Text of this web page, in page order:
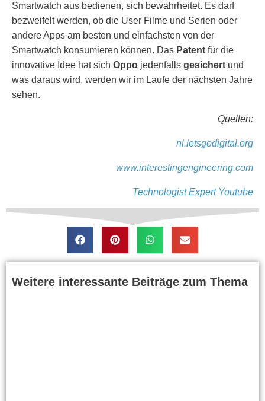
Smartwatch aus bedienen, sich bewahrheitet. Es darf
bezweifelt werden, ob die User Filme und Serien oder
andere Apps am besten und einfachsten von der
Smartwatch konsumieren können. Das Patent für die
innovative Idee hat sich Oppo jedenfalls gesichert und
was daraus wird, werden wir im Laufe der nächsten Jahre
sehen.
Quellen:
nl.letsgodigital.org
www.interestingengineering.com
Technologist Expert Youtube
Weitere interessante Beiträge zum Thema